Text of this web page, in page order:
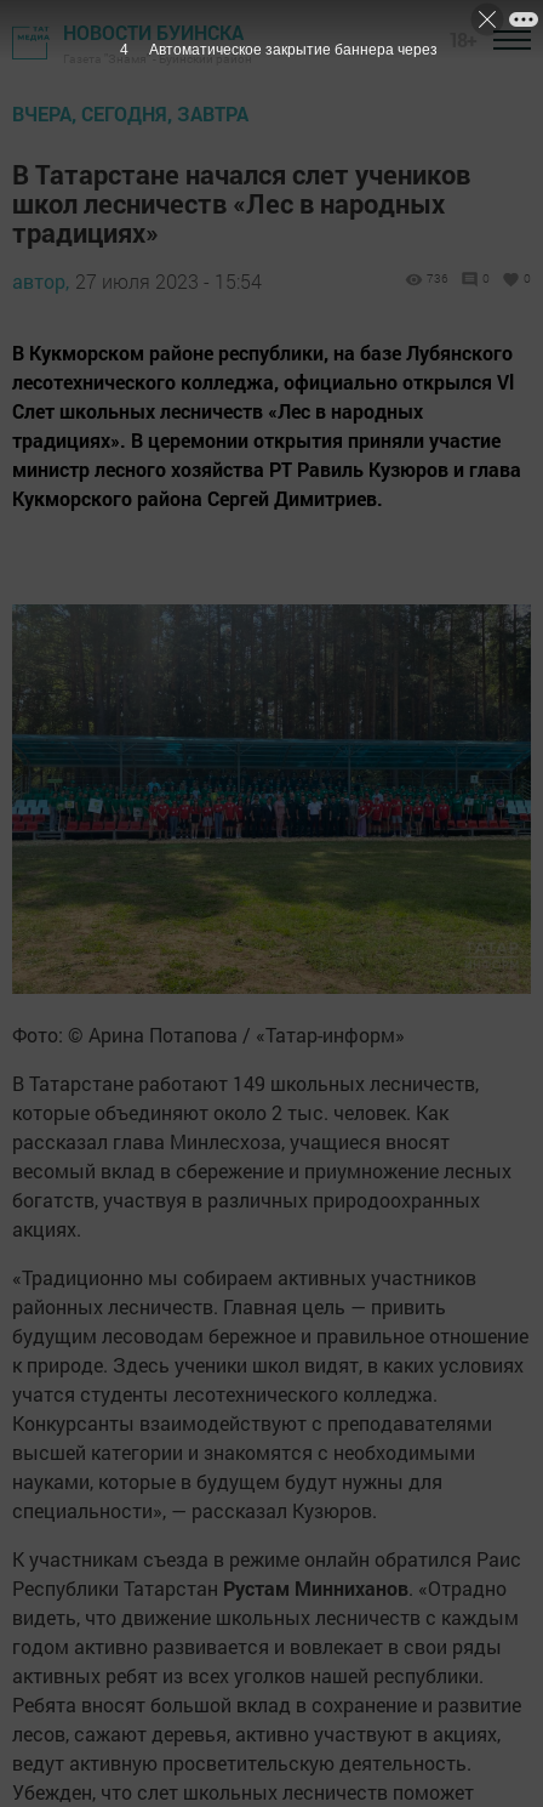
НОВОСТИ БУИНСКА
Газета "Знамя" - Буинский район
ВЧЕРА, СЕГОДНЯ, ЗАВТРА
В Татарстане начался слет учеников
школ лесничеств «Лес в народных
традициях»
автор, 27 июля 2023 - 15:54 736 0 0
В Кукморском районе республики, на базе Лубянского
лесотехнического колледжа, официально открылся Vl
Слет школьных лесничеств «Лес в народных
традициях». В церемонии открытия приняли участие
министр лесного хозяйства РТ Равиль Кузюров и глава
Кукморского района Сергей Димитриев.
Фото: © Арина Потапова / «Татар-информ»
В Татарстане работают 149 школьных лесничеств,
которые объединяют около 2 тыс. человек. Как
рассказал глава Минлесхоза, учащиеся вносят
весомый вклад в сбережение и приумножение лесных
богатств, участвуя в различных природоохранных
акциях.
«Традиционно мы собираем активных участников
районных лесничеств. Главная цель — привить
будущим лесоводам бережное и правильное отношение
к природе. Здесь ученики школ видят, в каких условиях
учатся студенты лесотехнического колледжа.
Конкурсанты взаимодействуют с преподавателями
высшей категории и знакомятся с необходимыми
науками, которые в будущем будут нужны для
специальности», — рассказал Кузюров.
К участникам съезда в режиме онлайн обратился Раис
Республики Татарстан Рустам Минниханов. «Отрадно
видеть, что движение школьных лесничеств с каждым
годом активно развивается и вовлекает в свои ряды
активных ребят из всех уголков нашей республики.
Ребята вносят большой вклад в сохранение и развитие
лесов, сажают деревья, активно участвуют в акциях,
ведут активную просветительскую деятельность.
Убежден, что слет школьных лесничеств поможет
3 Автоматическое закрытие баннера через